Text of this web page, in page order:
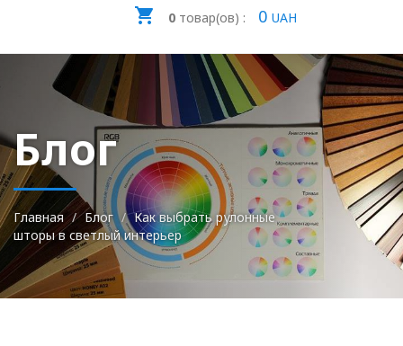
0товар(ов) : 0 UAH
Блог
Главная Блог
Как выбрать рулонные
шторы в светлый интерьер